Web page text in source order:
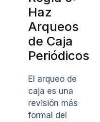
Haz
Arqueos
de Caja
Periódicos
El arqueo de
caja es una
revisión más
formal del